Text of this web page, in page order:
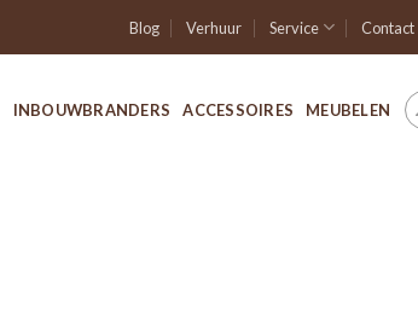
Blog Verhuur Service Contact
INBOUWBRANDERS ACCESSOIRES MEUBELEN